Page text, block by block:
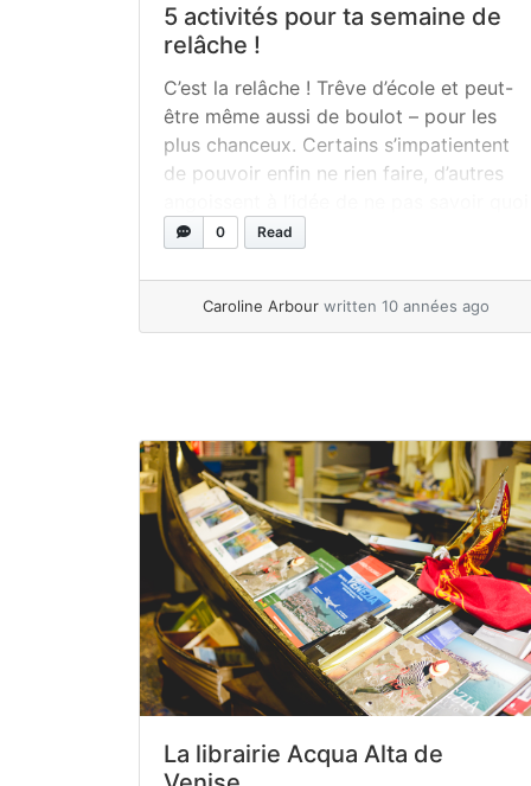
5 activités pour ta semaine de
relâche !
C’est la relâche ! Trêve d’école et peut-
être même aussi de boulot – pour les
plus chanceux. Certains s’impatientent
de pouvoir enfin ne rien faire, d’autres
faire. À ceux qui resteront dans notre
panique ! Les musées, bibliothèques,
théâtres... »read more
0 Read
Caroline Arbour written 10 années ago
La librairie Acqua Alta de